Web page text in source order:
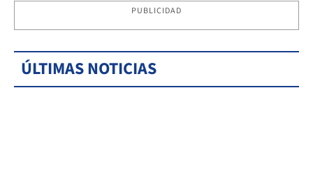
PUBLICIDAD
ÚLTIMAS NOTICIAS